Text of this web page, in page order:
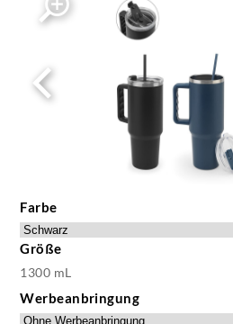
Farbe
Größe
1300 mL
Werbeanbringung